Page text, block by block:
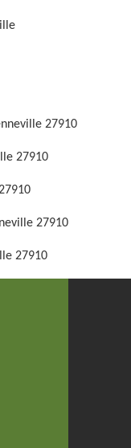
27910
27910
27910
27910